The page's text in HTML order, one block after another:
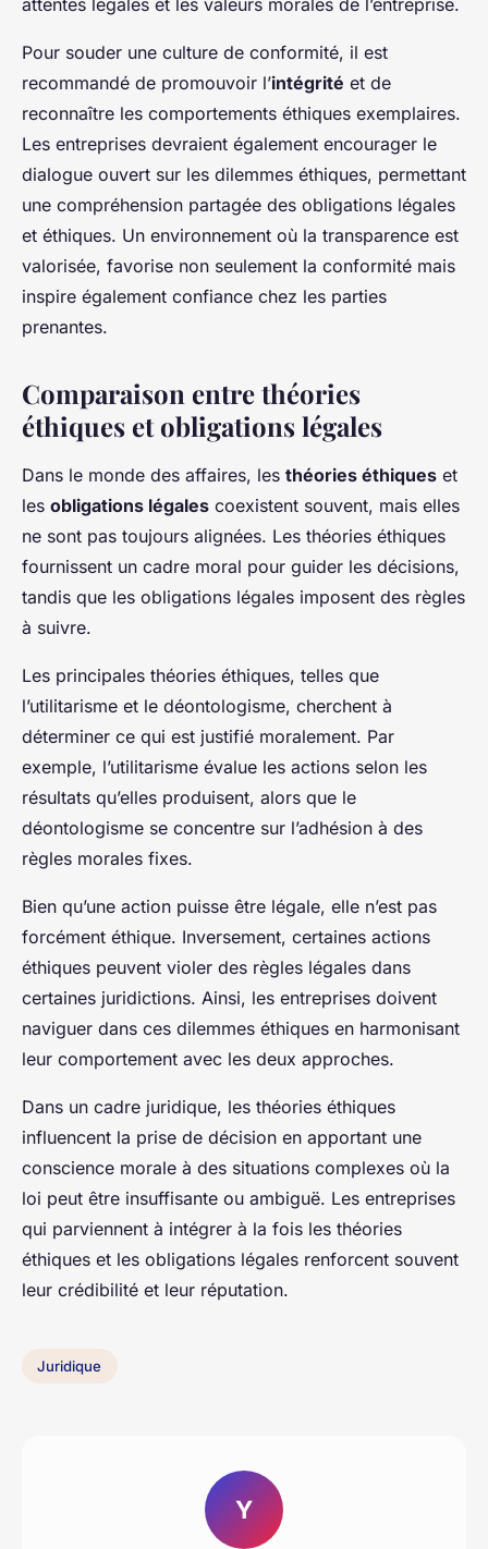
attentes légales et les valeurs morales de l’entreprise.
Pour souder une culture de conformité, il est
recommandé de promouvoir l’intégrité et de
reconnaître les comportements éthiques exemplaires.
Les entreprises devraient également encourager le
dialogue ouvert sur les dilemmes éthiques, permettant
une compréhension partagée des obligations légales
et éthiques. Un environnement où la transparence est
valorisée, favorise non seulement la conformité mais
inspire également confiance chez les parties
prenantes.
Comparaison entre théories
éthiques et obligations légales
Dans le monde des affaires, les théories éthiques et
les obligations légales coexistent souvent, mais elles
ne sont pas toujours alignées. Les théories éthiques
fournissent un cadre moral pour guider les décisions,
tandis que les obligations légales imposent des règles
à suivre.
Les principales théories éthiques, telles que
l’utilitarisme et le déontologisme, cherchent à
déterminer ce qui est justifié moralement. Par
exemple, l’utilitarisme évalue les actions selon les
résultats qu’elles produisent, alors que le
déontologisme se concentre sur l’adhésion à des
règles morales fixes.
Bien qu’une action puisse être légale, elle n’est pas
forcément éthique. Inversement, certaines actions
éthiques peuvent violer des règles légales dans
certaines juridictions. Ainsi, les entreprises doivent
naviguer dans ces dilemmes éthiques en harmonisant
leur comportement avec les deux approches.
Dans un cadre juridique, les théories éthiques
influencent la prise de décision en apportant une
conscience morale à des situations complexes où la
loi peut être insuffisante ou ambiguë. Les entreprises
qui parviennent à intégrer à la fois les théories
éthiques et les obligations légales renforcent souvent
leur crédibilité et leur réputation.
Juridique
Y